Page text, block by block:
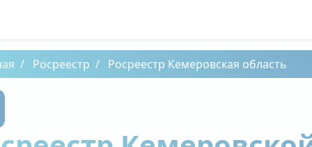
Росреестр Росреестр Кемеровская область